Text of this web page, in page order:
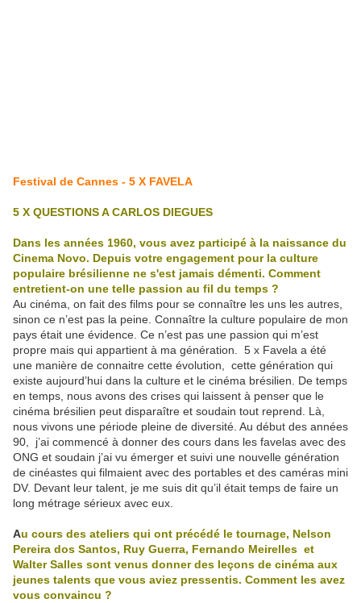
Festival de Cannes - 5 X FAVELA
5 X QUESTIONS A CARLOS DIEGUES
Dans les années 1960, vous avez participé à la naissance du
Cinema Novo. Depuis votre engagement pour la culture
populaire brésilienne ne s'est jamais démenti. Comment
entretient-on une telle passion au fil du temps ?
Au cinéma, on fait des films pour se connaître les uns les autres,
sinon ce n’est pas la peine. Connaître la culture populaire de mon
pays était une évidence. Ce n’est pas une passion qui m’est
propre mais qui appartient à ma génération. 5 x Favela a été
une manière de connaitre cette évolution, cette génération qui
existe aujourd’hui dans la culture et le cinéma brésilien. De temps
en temps, nous avons des crises qui laissent à penser que le
cinéma brésilien peut disparaître et soudain tout reprend. Là,
nous vivons une période pleine de diversité. Au début des années
90, j’ai commencé à donner des cours dans les favelas avec des
ONG et soudain j’ai vu émerger et suivi une nouvelle génération
de cinéastes qui filmaient avec des portables et des caméras mini
DV. Devant leur talent, je me suis dit qu’il était temps de faire un
long métrage sérieux avec eux.
Au cours des ateliers qui ont précédé le tournage, Nelson
Pereira dos Santos, Ruy Guerra, Fernando Meirelles et
Walter Salles sont venus donner des leçons de cinéma aux
jeunes talents que vous aviez pressentis. Comment les avez
vous convaincu ?